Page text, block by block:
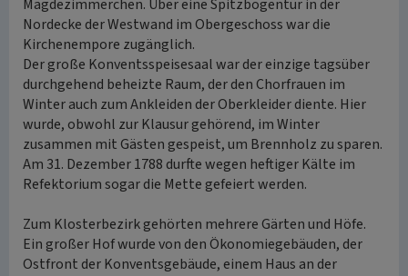
Mägdezimmerchen. Über eine Spitzbogentür in der
Nordecke der Westwand im Obergeschoss war die
Kirchenempore zugänglich.
Der große Konventsspeisesaal war der einzige tagsüber
durchgehend beheizte Raum, der den Chorfrauen im
Winter auch zum Ankleiden der Oberkleider diente. Hier
wurde, obwohl zur Klausur gehörend, im Winter
zusammen mit Gästen gespeist, um Brennholz zu sparen.
Am 31. Dezember 1788 durfte wegen heftiger Kälte im
Refektorium sogar die Mette gefeiert werden.
Zum Klosterbezirk gehörten mehrere Gärten und Höfe.
Ein großer Hof wurde von den Ökonomiegebäuden, der
Ostfront der Konventsgebäude, einem Haus an der